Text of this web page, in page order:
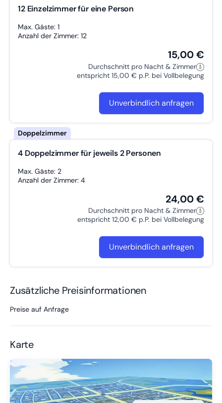
12 Einzelzimmer für eine Person
Max. Gäste: 1
Anzahl der Zimmer: 12
15,00 €
Durchschnitt pro Nacht & Zimmer
entspricht 15,00 € p.P. bei Vollbelegung
Unverbindlich anfragen
4 Doppelzimmer für jeweils 2 Personen
Max. Gäste: 2
Anzahl der Zimmer: 4
24,00 €
Durchschnitt pro Nacht & Zimmer
entspricht 12,00 € p.P. bei Vollbelegung
Unverbindlich anfragen
Zusätzliche Preisinformationen
Preise auf Anfrage
Karte